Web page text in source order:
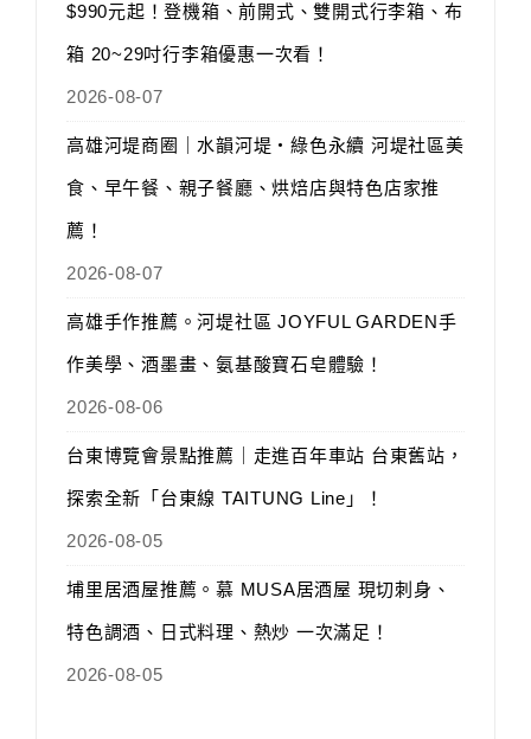
$990元起！登機箱、前開式、雙開式行李箱、布
箱 20~29吋行李箱優惠一次看！
2026-08-07
高雄河堤商圈｜水韻河堤‧綠色永續 河堤社區美
食、早午餐、親子餐廳、烘焙店與特色店家推
薦！
2026-08-07
高雄手作推薦。河堤社區 JOYFUL GARDEN手
作美學、酒墨畫、氨基酸寶石皂體驗！
2026-08-06
台東博覽會景點推薦｜走進百年車站 台東舊站，
探索全新「台東線 TAITUNG Line」！
2026-08-05
埔里居酒屋推薦。慕 MUSA居酒屋 現切刺身、
特色調酒、日式料理、熱炒 一次滿足！
2026-08-05